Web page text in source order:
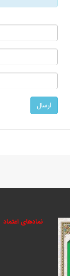
نمادهای اعتماد